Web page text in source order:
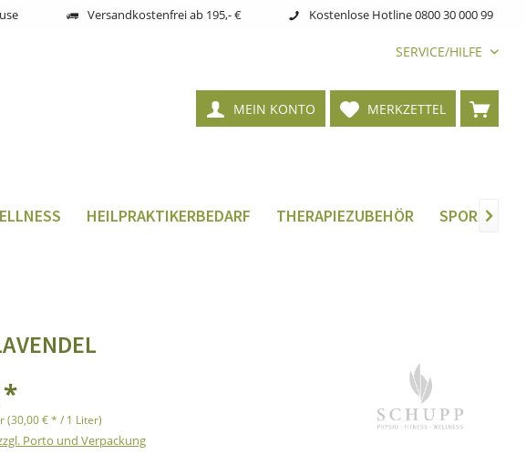
Versandkostenfrei ab 195,- € Kostenlose Hotline 0800 30 000 99
SERVICE/HILFE
MERKZETTEL
MEIN KONTO
HEILPRAKTIKERBEDARF THERAPIEZUBEHÖR 
*
(30,00 € * / 1 Liter)
Porto und Verpackung